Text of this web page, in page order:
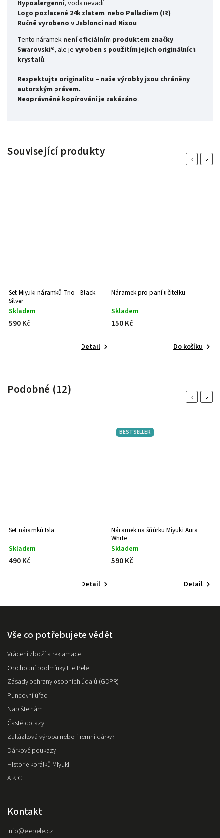
Hypoalergenní, voda nevadí
Logo pozlacené 24k zlatem nebo Palladiem (IR)
Ručně vyrobeno v Jablonci nad Nisou
Tento náramek není oficiálním produktem značky
Swarovski®, ale je vyroben s použitím jejich originálních
krystalů.
Respektujte originalitu – naše výrobky jsou chráněny
autorským právem.
Neoprávněné kopírování je zakázáno.
Související produkty
Previous
Set Miyuki náramků Trio - Black
Silver
Skladem
590 Kč
Detail
Náramek pro paní učitelku
Skladem
150 Kč
Do košíku
Next
Podobné (12)
Previous
Set náramků Isla
Skladem
490 Kč
Detail
BESTSELLER
Náramek na šňůrku Miyuki Aura
White
Skladem
590 Kč
Detail
Next
Vše co potřebujete vědět
Vrácení zboží a reklamace
Obchodní podmínky Ele Pele
Zásady ochrany osobních údajů (GDPR)
Puncovní úřad
Napište nám
Časté dotazy
Zakázková výroba nebo firemní dárky?
Dárkové poukazy
Historie korálků Miyuki
A K C E
Kontakt
info@elepele.cz